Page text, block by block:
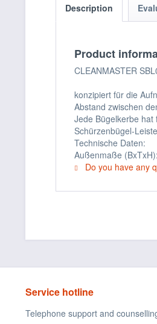
Description
Product
CLEANMASTER
konzipiert für die
Abstand zwischen
Jede Bügelkerbe
Schürzenbügel-
Technische Daten:
Außenmaße
Do you have any
Service hotline
Telephone support and